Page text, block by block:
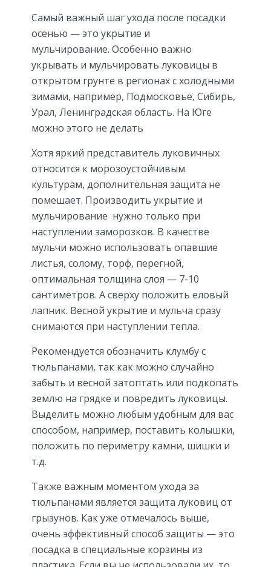
Самый важный шаг ухода после посадки
осенью — это укрытие и
мульчирование. Особенно важно
укрывать и мульчировать луковицы в
открытом грунте в регионах с холодными
зимами, например, Подмосковье, Сибирь,
Урал, Ленинградская область. На Юге
можно этого не делать
Хотя яркий представитель луковичных
относится к морозоустойчивым
культурам, дополнительная защита не
помешает. Производить укрытие и
мульчирование нужно только при
наступлении заморозков. В качестве
мульчи можно использовать опавшие
листья, солому, торф, перегной,
оптимальная толщина слоя — 7-10
сантиметров. А сверху положить еловый
лапник. Весной укрытие и мульча сразу
снимаются при наступлении тепла.
Рекомендуется обозначить клумбу с
тюльпанами, так как можно случайно
забыть и весной затоптать или подкопать
землю на грядке и повредить луковицы.
Выделить можно любым удобным для вас
способом, например, поставить колышки,
положить по периметру камни, шишки и
т.д.
Также важным моментом ухода за
тюльпанами является защита луковиц от
грызунов. Как уже отмечалось выше,
очень эффективный способ защиты — это
посадка в специальные корзины из